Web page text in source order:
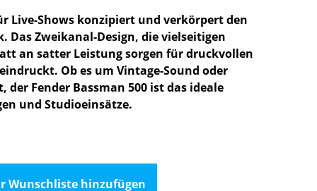
Live-Shows konzipiert und verkörpert den
Das Zweikanal-Design, die vielseitigen
an satter Leistung sorgen für druckvollen
Ob es um Vintage-Sound oder
der Fender Bassman 500 ist das ideale
und Studioeinsätze.
Wunschliste hinzufügen